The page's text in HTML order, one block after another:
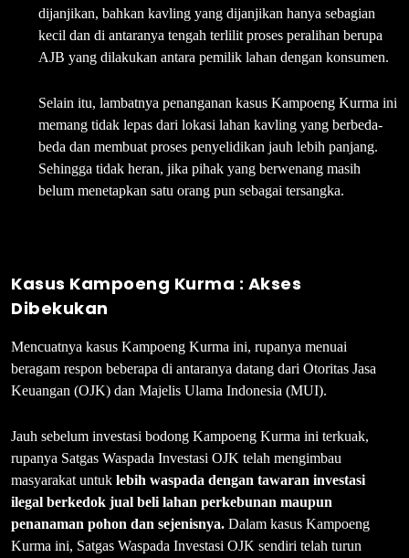
dijanjikan, bahkan kavling yang dijanjikan hanya sebagian
kecil dan di antaranya tengah terlilit proses peralihan berupa
AJB yang dilakukan antara pemilik lahan dengan konsumen.
Selain itu, lambatnya penanganan kasus Kampoeng Kurma ini
memang tidak lepas dari lokasi lahan kavling yang berbeda-
beda dan membuat proses penyelidikan jauh lebih panjang.
Sehingga tidak heran, jika pihak yang berwenang masih
belum menetapkan satu orang pun sebagai tersangka.
Kasus Kampoeng Kurma : Akses
Dibekukan
Mencuatnya kasus Kampoeng Kurma ini, rupanya menuai
beragam respon beberapa di antaranya datang dari Otoritas Jasa
Keuangan (OJK) dan Majelis Ulama Indonesia (MUI).
Jauh sebelum investasi bodong Kampoeng Kurma ini terkuak,
rupanya Satgas Waspada Investasi OJK telah mengimbau
masyarakat untuk lebih waspada dengan tawaran investasi
ilegal berkedok jual beli lahan perkebunan maupun
penanaman pohon dan sejenisnya. Dalam kasus Kampoeng
Kurma ini, Satgas Waspada Investasi OJK sendiri telah turun